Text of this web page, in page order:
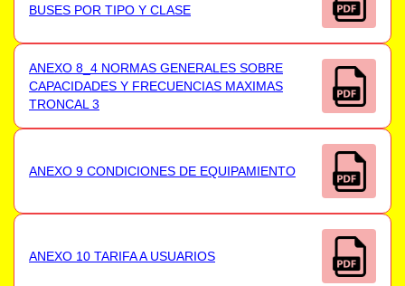
BUSES POR TIPO Y CLASE
ANEXO 8_4 NORMAS GENERALES SOBRE
CAPACIDADES Y FRECUENCIAS MAXIMAS
TRONCAL 3
ANEXO 9 CONDICIONES DE EQUIPAMIENTO
ANEXO 10 TARIFA A USUARIOS